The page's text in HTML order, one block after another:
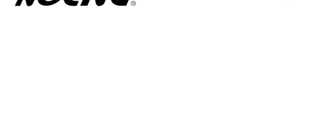
Categoria:Salute